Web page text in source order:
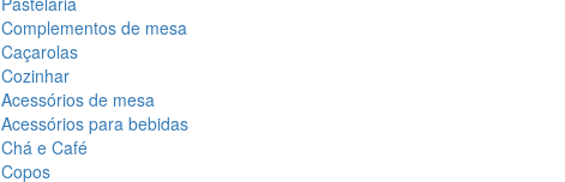
Complementos de mesa
Caçarolas
Cozinhar
Acessórios de mesa
Acessórios para bebidas
Chá e Café
Copos